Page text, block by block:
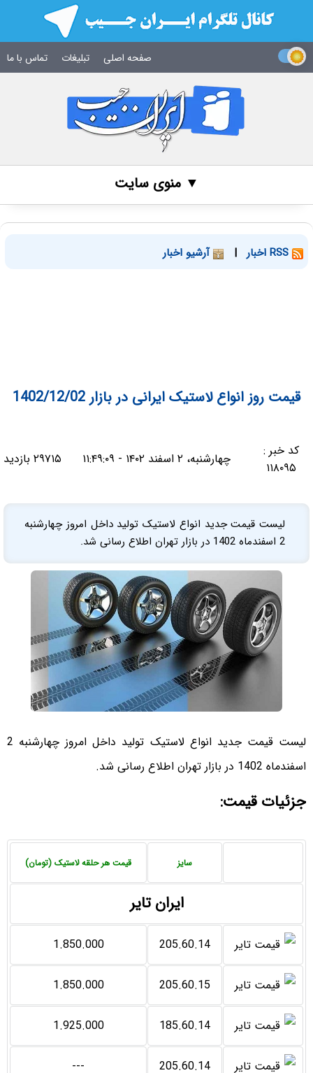
صفحه اصلی تبلیغات تماس با ما
▼ منوی سایت
| آرشیو اخبار
قیمت روز انواع لاستیک ایرانی در بازار 1402/12/02
کد خبر :
۱۱۸۰۹۵
چهارشنبه، ۲ اسفند ۱۴۰۲ - ۱۱:۴۹:۰۹ ۲۹۷۱۵ بازدید
لیست قیمت جدید انواع لاستیک تولید داخل امروز چهارشنبه
2 اسفندماه 1402 در بازار تهران اطلاع رسانی شد.
لیست قیمت جدید انواع لاستیک تولید داخل امروز چهارشنبه 2
اسفندماه 1402 در بازار تهران اطلاع رسانی شد.
جزئیات قیمت:
سایز قیمت هر حلقه لاستیک (تومان)
ایران تایر
205.60.14
1.850.000
205.60.15
1.850.000
185.60.14
1.925.000
205.60.14
---